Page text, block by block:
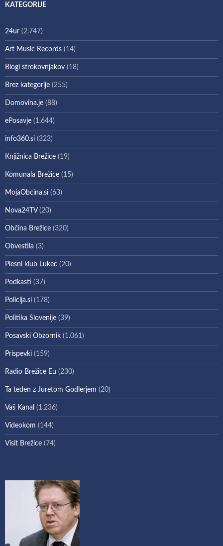
KATEGORIJE
24ur (2.747)
Art Music Records (14)
Blogi strokovnjakov (18)
Brez kategorije (255)
Domovina.je (88)
ePosavje (1.644)
info360.si (323)
Knjižnica Brežice (19)
Komunala Brežice (15)
MojaObcina.si (63)
Nova24TV(20)
Občina Brežice (320)
Obvestila (3)
Plesni klub Lukec (20)
Podkasti (37)
Policija.si (178)
Politika Slovenije (39)
Posavski Obzornik (1.061)
Prispevki (159)
Radio Brežice Eu (230)
Ta teden z Juretom Godlerjem (20)
Vaš Kanal (1.236)
Videokom (144)
Visit Brežice (74)